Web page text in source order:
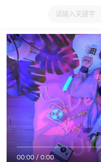
大家在看 日本动漫
00:00/0:00